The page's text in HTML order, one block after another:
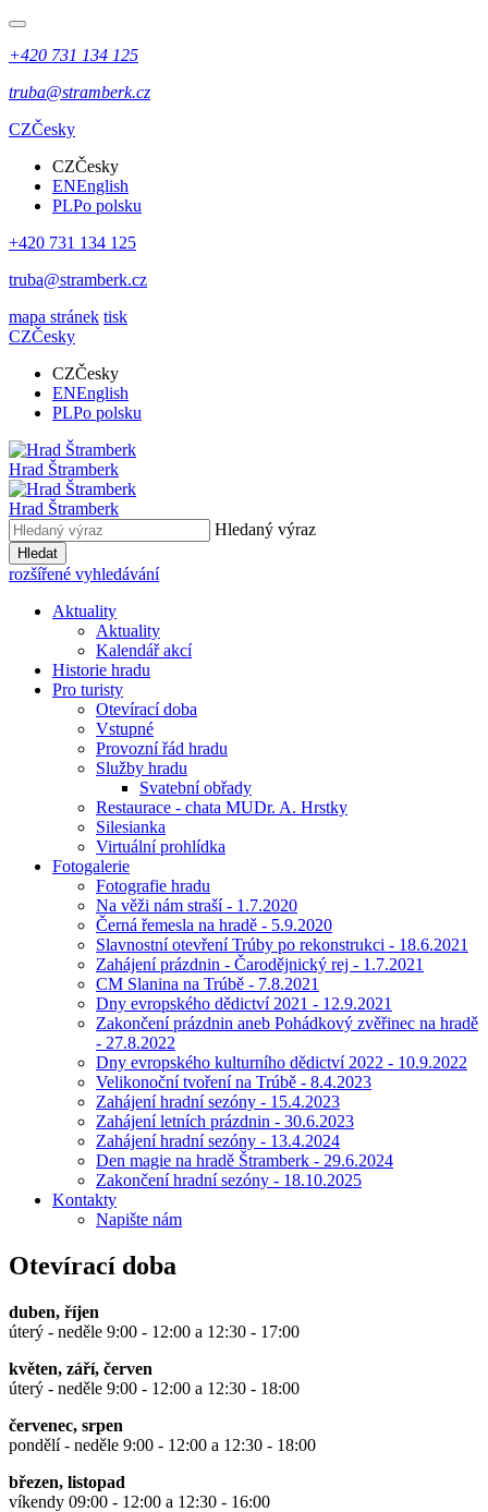
+420 731 134 125
truba@stramberk.cz
CZČesky
CZČesky
ENEnglish
PLPo polsku
+420 731 134 125
truba@stramberk.cz
mapa stránek tisk
CZČesky
CZČesky
ENEnglish
PLPo polsku
Hrad Štramberk
Hrad Štramberk
Hledaný výraz
Hledat
rozšířené vyhledávání
Aktuality
Aktuality
Kalendář akcí
Historie hradu
Pro turisty
Otevírací doba
Vstupné
Provozní řád hradu
Služby hradu
Svatební obřady
Restaurace - chata MUDr. A. Hrstky
Silesianka
Virtuální prohlídka
Fotogalerie
Fotografie hradu
Na věži nám straší - 1.7.2020
Černá řemesla na hradě - 5.9.2020
Slavnostní otevření Trúby po rekonstrukci - 18.6.2021
Zahájení prázdnin - Čarodějnický rej - 1.7.2021
CM Slanina na Trúbě - 7.8.2021
Dny evropského dědictví 2021 - 12.9.2021
Zakončení prázdnin aneb Pohádkový zvěřinec na hradě
- 27.8.2022
Dny evropského kulturního dědictví 2022 - 10.9.2022
Velikonoční tvoření na Trúbě - 8.4.2023
Zahájení hradní sezóny - 15.4.2023
Zahájení letních prázdnin - 30.6.2023
Zahájení hradní sezóny - 13.4.2024
Den magie na hradě Štramberk - 29.6.2024
Zakončení hradní sezóny - 18.10.2025
Kontakty
Napište nám
Otevírací doba
duben, říjen
úterý - neděle 9:00 - 12:00 a 12:30 - 17:00
květen, září, červen
úterý - neděle 9:00 - 12:00 a 12:30 - 18:00
červenec, srpen
pondělí - neděle 9:00 - 12:00 a 12:30 - 18:00
březen, listopad
víkendy 09:00 - 12:00 a 12:30 - 16:00